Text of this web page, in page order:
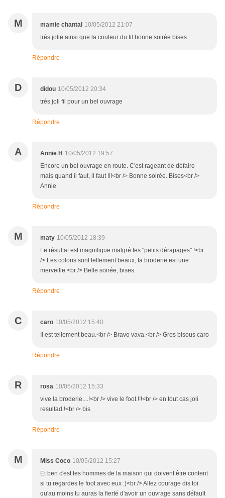
M mamie chantal 10/05/2012 21:07
très jolie ainsi que la couleur du fil bonne soirée bises.
Répondre
D didou 10/05/2012 20:34
trés joli fil pour un bel ouvrage
Répondre
A Annie H 10/05/2012 19:57
Encore un bel ouvrage en route. C'est rageant de défaire
mais quand il faut, il faut !!!<br /> Bonne soirée. Bises<br />
Annie
Répondre
M maty 10/05/2012 18:39
Le résultat est magnifique malgré tes "petits dérapages" !<br
/> Les coloris sont tellement beaux, ta broderie est une
merveille.<br /> Belle soirée, bises.
Répondre
C caro 10/05/2012 15:40
Il est tellement beau.<br /> Bravo vava.<br /> Gros bisous caro
Répondre
R rosa 10/05/2012 15:33
vive la broderie....!<br /> vive le foot.!!!<br /> en tout cas joli
resultad.!<br /> bis
Répondre
M Miss Coco 10/05/2012 15:27
Et ben c'est tes hommes de la maison qui doivent être content
si tu regardes le foot avec eux :)<br /> Allez courage dis toi
qu'au moins tu auras la fierté d'avoir un ouvrage sans défault